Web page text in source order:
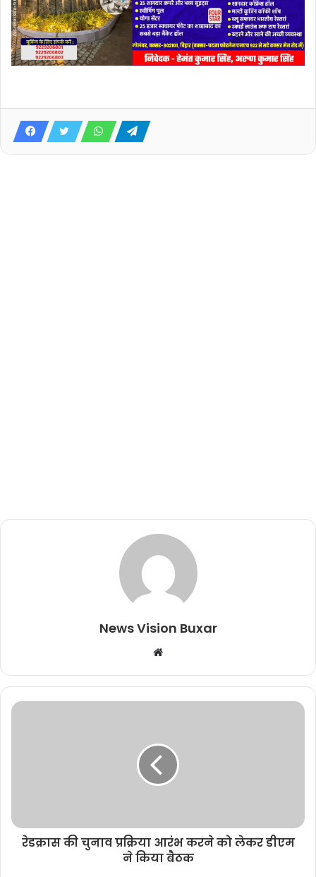
News Vision Buxar
b
s
e
रेडक्रास की चुनाव प्रक्रिया आरंभ करने को लेकर डीएम
ने किया बैठक